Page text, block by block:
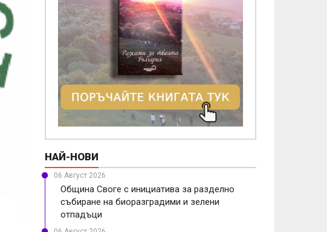
НАЙ-НОВИ
06 Август 2026
Община Своге с инициатива за разделно
събиране на биоразградими и зелени
отпадъци